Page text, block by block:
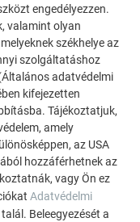
Classic
engedélyezzen.
valamint olyan
székhelye az
szolgáltatáshoz
adatvédelmi
kifejezetten
Tájékoztatjuk,
amely
az USA
hozzáférhetnek az
vagy Ön ez
Adatvédelmi
talál. Beleegyezését a